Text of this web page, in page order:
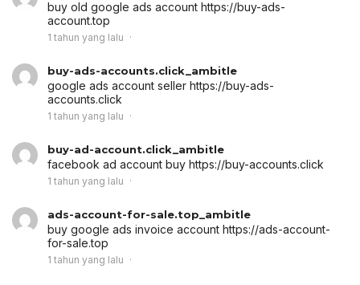
buy old google ads account https://buy-ads-
account.top
1 tahun yang lalu
buy-ads-accounts.click_ambitle
google ads account seller https://buy-ads-
accounts.click
1 tahun yang lalu
buy-ad-account.click_ambitle
facebook ad account buy https://buy-accounts.click
1 tahun yang lalu
ads-account-for-sale.top_ambitle
buy google ads invoice account https://ads-account-
for-sale.top
1 tahun yang lalu